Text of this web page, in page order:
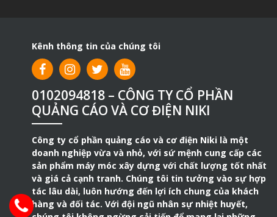
Kênh thông tin của chúng tôi
0102094818 – CÔNG TY CỔ PHẦN
QUẢNG CÁO VÀ CƠ ĐIỆN NIKI
Công ty cổ phần quảng cáo và cơ điện Niki là một
doanh nghiệp vừa và nhỏ, với sứ mệnh cung cấp các
sản phẩm máy móc xây dựng với chất lượng tốt nhất
và giá cả cạnh tranh. Chúng tôi tin tưởng vào sự hợp
tác lâu dài, luôn hướng đến lợi ích chung của khách
hàng và đối tác. Với đội ngũ nhân sự nhiệt huyết,